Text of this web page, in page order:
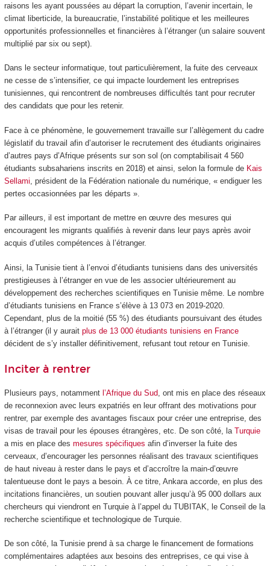
raisons les ayant poussées au départ la corruption, l’avenir incertain, le
climat liberticide, la bureaucratie, l’instabilité politique et les meilleures
opportunités professionnelles et financières à l’étranger (un salaire souvent
multiplié par six ou sept).
Dans le secteur informatique, tout particulièrement, la fuite des cerveaux
ne cesse de s’intensifier, ce qui impacte lourdement les entreprises
tunisiennes, qui rencontrent de nombreuses difficultés tant pour recruter
des candidats que pour les retenir.
Face à ce phénomène, le gouvernement travaille sur l’allègement du cadre
législatif du travail afin d’autoriser le recrutement des étudiants originaires
d’autres pays d’Afrique présents sur son sol (on comptabilisait 4 560
étudiants subsahariens inscrits en 2018) et ainsi, selon la formule de Kais
Sellami , président de la Fédération nationale du numérique, « endiguer les
pertes occasionnées par les départs ».
Par ailleurs, il est important de mettre en œuvre des mesures qui
encouragent les migrants qualifiés à revenir dans leur pays après avoir
acquis d’utiles compétences à l’étranger.
Ainsi, la Tunisie tient à l’envoi d’étudiants tunisiens dans des universités
prestigieuses à l’étranger en vue de les associer ultérieurement au
développement des recherches scientifiques en Tunisie même. Le nombre
d’étudiants tunisiens en France s’élève à 13 073 en 2019-2020.
Cependant, plus de la moitié (55 %) des étudiants poursuivant des études
à l’étranger (il y aurait plus de 13 000 étudiants tunisiens en France
décident de s’y installer définitivement, refusant tout retour en Tunisie.
Inciter à rentrer
Plusieurs pays, notamment l’Afrique du Sud, ont mis en place des réseaux
de reconnexion avec leurs expatriés en leur offrant des motivations pour
rentrer, par exemple des avantages fiscaux pour créer une entreprise, des
visas de travail pour les épouses étrangères, etc. De son côté, la Turquie
a mis en place des mesures spécifiques afin d’inverser la fuite des
cerveaux, d’encourager les personnes réalisant des travaux scientifiques
de haut niveau à rester dans le pays et d’accroître la main-d’œuvre
talentueuse dont le pays a besoin. À ce titre, Ankara accorde, en plus des
incitations financières, un soutien pouvant aller jusqu’à 95 000 dollars aux
chercheurs qui viendront en Turquie à l’appel du TUBITAK, le Conseil de la
recherche scientifique et technologique de Turquie.
De son côté, la Tunisie prend à sa charge le financement de formations
complémentaires adaptées aux besoins des entreprises, ce qui vise à